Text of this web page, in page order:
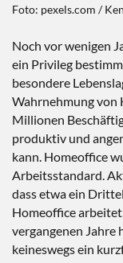
Foto: pexels.com /
Noch vor wenigen
ein Privileg
besondere
Wahrnehmung von
Millionen
produktiv und
kann. Homeoffice
Arbeitsstandard.
dass etwa ein
Homeoffice
vergangenen Jahre
keineswegs ein